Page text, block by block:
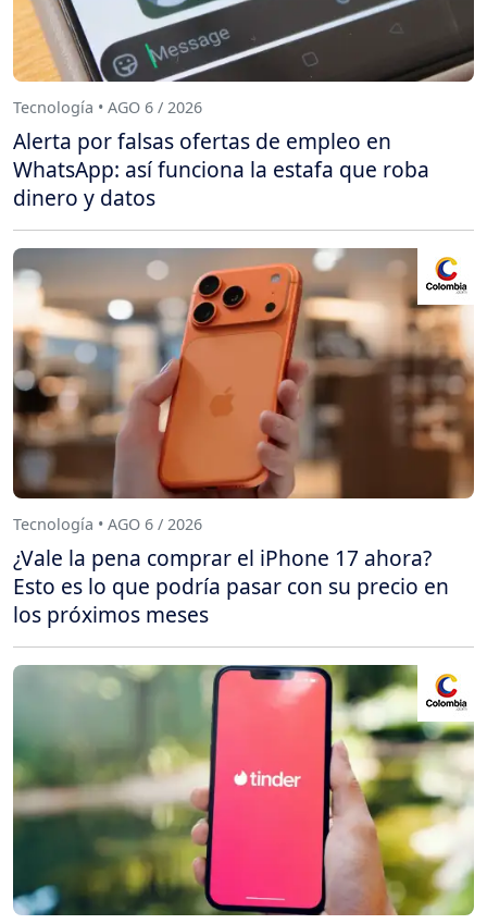
Tecnología • AGO 6 / 2026
Alerta por falsas ofertas de empleo en
WhatsApp: así funciona la estafa que roba
dinero y datos
Tecnología • AGO 6 / 2026
¿Vale la pena comprar el iPhone 17 ahora?
Esto es lo que podría pasar con su precio en
los próximos meses